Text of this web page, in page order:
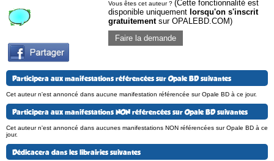
Vous êtes cet auteur ? (Cette fonctionnalité est
disponible uniquement lorsqu'on s'inscrit
gratuitementsur OPALEBD.COM)
Faire la demande
Participera aux manifestations référencées sur Opale BD suivantes
Cet auteur n'est annoncé dans aucune manifestation référencée sur Opale BD à ce jour.
Participera aux manifestations NON référencées sur Opale BD suivantes
Cet auteur n'est annoncé dans aucunes manifestations NON référencées sur Opale BD à ce
jour.
Dédicacera dans les librairies suivantes